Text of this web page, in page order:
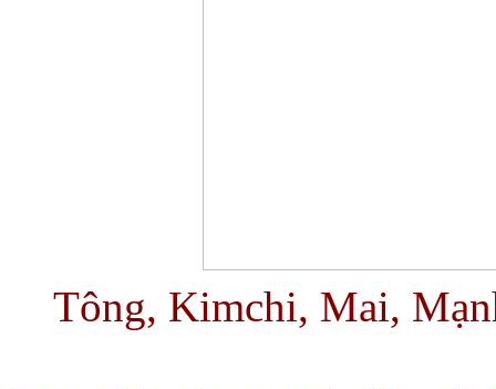
Tông, Kimchi, Mai,